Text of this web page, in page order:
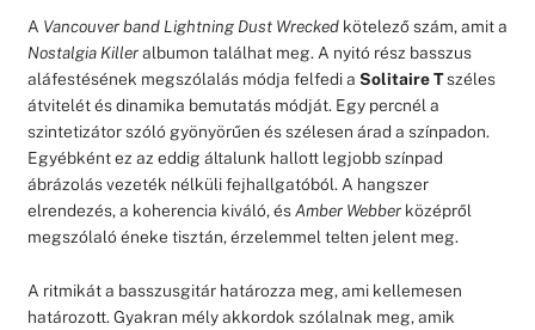
A Vancouver band Lightning Dust Wreckedkötelező szám, amit a
Nostalgia Killeralbumon találhat meg. A nyitó rész basszus
aláfestésének megszólalás módja felfedi a Solitaire Tszéles
átvitelét és dinamika bemutatás módját. Egy percnél a
szintetizátor szóló gyönyörűen és szélesen árad a színpadon.
Egyébként ez az eddig általunk hallott legjobb színpad
ábrázolás vezeték nélküli fejhallgatóból. A hangszer
elrendezés, a koherencia kiváló, ésAmber Webberközépről
megszólaló éneke tisztán, érzelemmel telten jelent meg.
A ritmikát a basszusgitár határozza meg, ami kellemesen
határozott. Gyakran mély akkordok szólalnak meg, amik